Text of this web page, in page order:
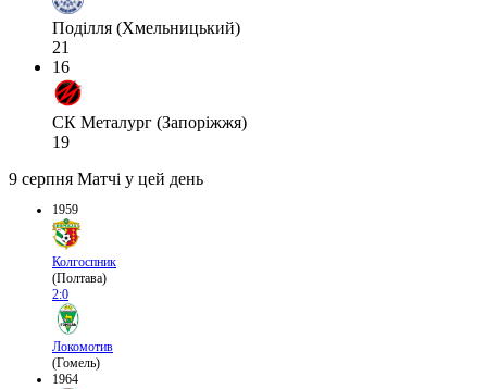
Поділля (Хмельницький)
21
16
СК Металург (Запоріжжя)
19
9 серпня Матчі у цей день
1959
Колгоспник
(Полтава)
2:0
Локомотив
(Гомель)
1964